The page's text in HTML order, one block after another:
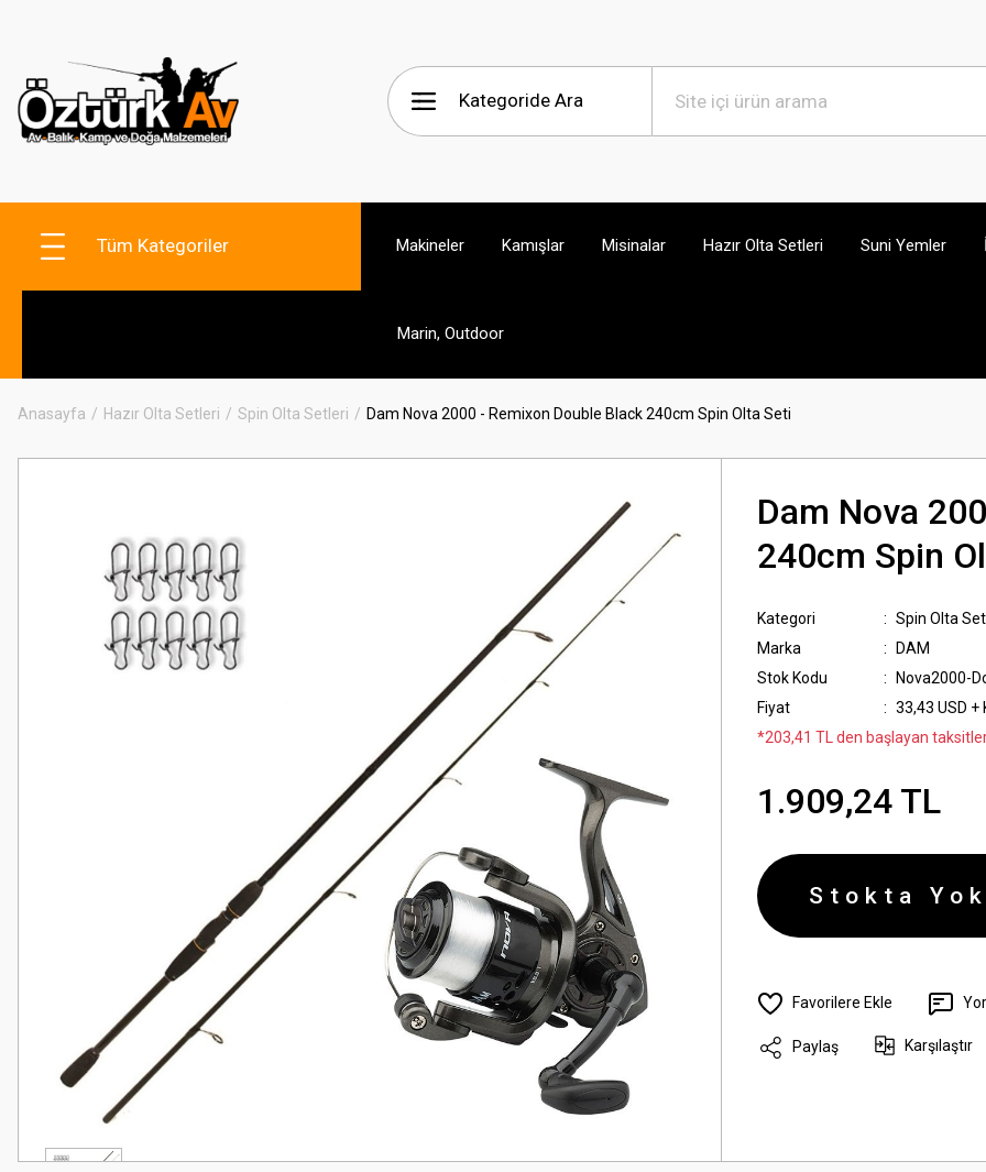
Tüm Kategoriler Makineler Kamışlar Misinalar Hazır Olta Setleri Suni Yemler
Marin, Outdoor
Anasayfa Hazır Olta Setleri Spin Olta Setleri Dam Nova 2000 - Remixon Double Black 240cm Spin Olta Seti
Dam Nova
240cm Spin
Kategori
Spin Olta
Marka
DAM
Stok Kodu
Nova2000-
Fiyat
33,43 USD +
*203,41 TL den başlayan
1.909,24 TL
Stokta
Paylaş Karşılaştır